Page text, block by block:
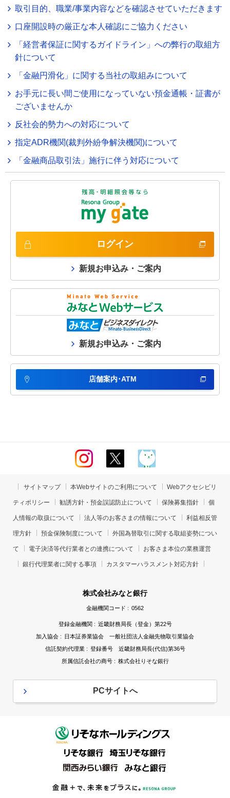
取引目的、職業/事業内容などを確認させていただきます
口座開設時の厳正な本人確認にご協力ください
「経営者保証に関するガイドライン」への弊行の取組方
針について
「金融円滑化」に関する当社の取組みについて
お手元に長い間ご使用になっていない預金通帳・証書が
ございませんか
反社会的勢力への対応について
指定ADR機関(裁判外紛争解決機関)について
「金融商品取引法」施行に伴う対応について
ログイン
新規お申込み・ご案内
新規お申込み・ご案内
店舗案内･ATM
サイトマップ 本Webサイトのご利用について Webアクセシビリ
ティポリシー 勧誘方針・預金誤認防止について 保険募集指針 個
人情報の取扱について 法人等のお客さまの情報について 利益相反管
理方針 預金保険制度について 外国為替取引に関する取組姿勢につい
て 電子決済等代行業者との連携について お客さま本位の業務運営
銀行代理業者に関する事項 カスタマーハラスメント対応方針
株式会社みなと銀行
金融機関コード : 0562
登録金融機関 : 近畿財務局長（登金）第22号
加入協会 : 日本証券業協会 一般社団法人金融先物取引業協会
信託契約代理業 : 登録番号 近畿財務局長(代信)第36号
所属信託会社の商号 : 株式会社りそな銀行
PCサイトへ